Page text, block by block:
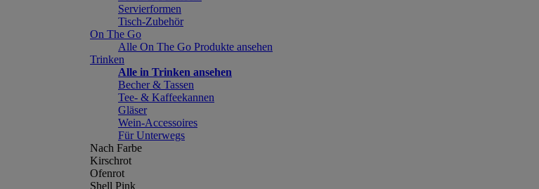
Servierformen
Tisch-Zubehör
On The Go
Alle On The Go Produkte ansehen
Trinken
Alle in Trinken ansehen
Becher & Tassen
Tee- & Kaffeekannen
Gläser
Wein-Accessoires
Für Unterwegs
Nach Farbe
Kirschrot
Ofenrot
Shell Pink